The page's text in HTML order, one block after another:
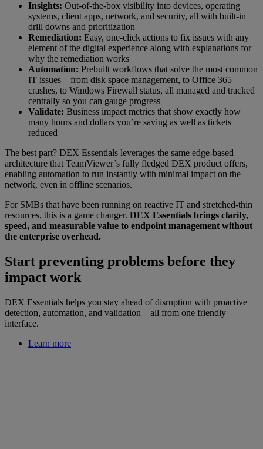
Insights: Out-of-the-box visibility into devices, operating
systems, client apps, network, and security, all with built-in
drill downs and prioritization
Remediation: Easy, one-click actions to fix issues with any
element of the digital experience along with explanations for
why the remediation works
Automation: Prebuilt workflows that solve the most common
IT issues—from disk space management, to Office 365
crashes, to Windows Firewall status, all managed and tracked
centrally so you can gauge progress
Validate: Business impact metrics that show exactly how
many hours and dollars you’re saving as well as tickets
reduced
The best part? DEX Essentials leverages the same edge-based
architecture that TeamViewer’s fully fledged DEX product offers,
enabling automation to run instantly with minimal impact on the
network, even in offline scenarios.
For SMBs that have been running on reactive IT and stretched-thin
resources, this is a game changer. DEX Essentials brings clarity,
speed, and measurable value to endpoint management without
the enterprise overhead.
Start preventing problems before they
impact work
DEX Essentials helps you stay ahead of disruption with proactive
detection, automation, and validation—all from one friendly
interface.
Learn more